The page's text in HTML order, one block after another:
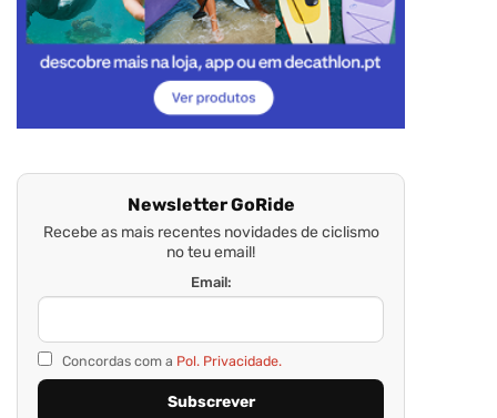
Newsletter GoRide
Recebe as mais recentes novidades de ciclismo
no teu email!
Email:
Concordas com a Pol. Privacidade.